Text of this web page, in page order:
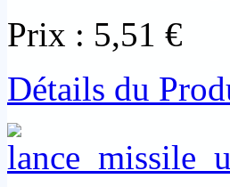
Prix : 5,51 €
Détails du